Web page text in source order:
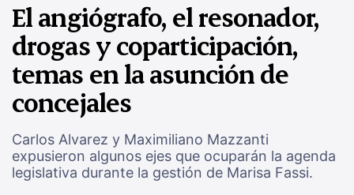
El angiógrafo, el resonador,
drogas y coparticipación,
temas en la asunción de
concejales
Carlos Alvarez y Maximiliano Mazzanti
expusieron algunos ejes que ocuparán la agenda
legislativa durante la gestión de Marisa Fassi.